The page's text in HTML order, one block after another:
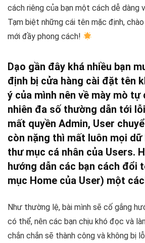
cách riêng của bạn một cách dễ dàng
Tạm biệt những cái tên mặc định,
mới đầy phong cách!
Dạo gần đây khá nhiều bạn
định bị cửa hàng cài đặt tên
ý của mình nên về mày mò
nhiên đa số thường dẫn tới
mất quyền Admin, User
còn nặng thì mất luôn mọi
thư mục cá nhân của Users.
hướng dẫn các bạn cách đổi
mục Home của User) một
Như thường lệ, bài mình sẽ cố gắng
có thể, nên các bạn chịu khó đọc và
chắn chắn sẽ thành công và không bị